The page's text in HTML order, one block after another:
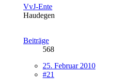
VvJ-Ente
Haudegen
Beiträge
568
25. Februar 2010
#21